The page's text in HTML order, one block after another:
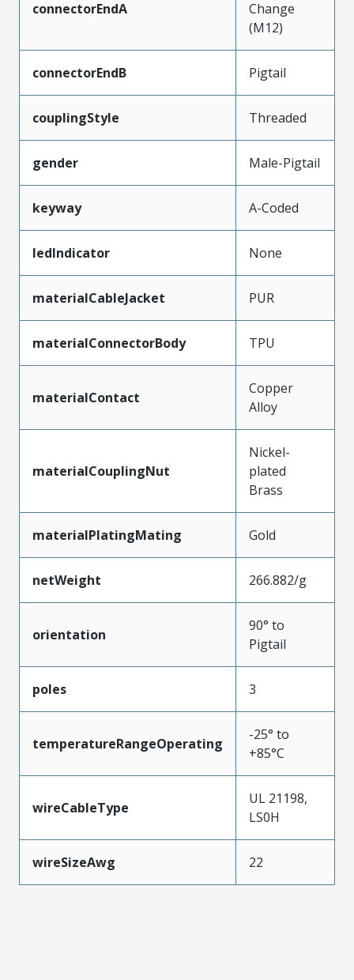
connectorEndA
Change
(M12)
connectorEndB Pigtail
couplingStyle Threaded
gender Male-Pigtail
keyway A-Coded
ledIndicator None
materialCableJacket PUR
materialConnectorBody TPU
materialContact
Copper
Alloy
materialCouplingNut
Nickel-
plated
Brass
materialPlatingMating Gold
netWeight 266.882/g
orientation
90° to
Pigtail
poles 3
temperatureRangeOperating
-25° to
+85°C
wireCableType
UL 21198,
LS0H
wireSizeAwg 22